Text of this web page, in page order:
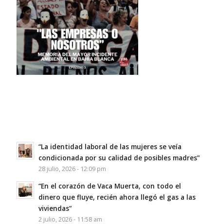
“La identidad laboral de las mujeres se veía
condicionada por su calidad de posibles madres”
28 julio, 2026 - 12:09 pm
“En el corazón de Vaca Muerta, con todo el
dinero que fluye, recién ahora llegó el gas a las
viviendas”
2 julio, 2026 - 11:58 am